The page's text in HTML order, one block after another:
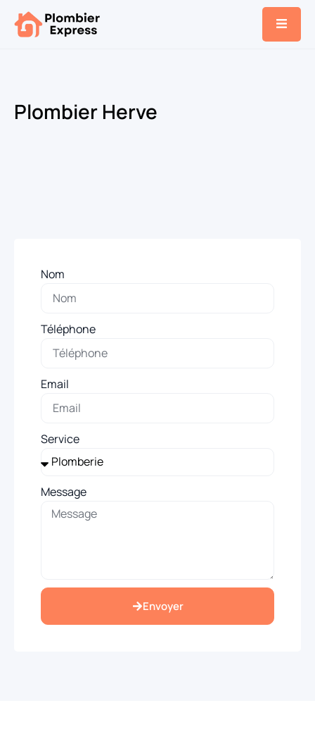
Plombier Herve
Nom
Téléphone
Email
Service
Message
Envoyer